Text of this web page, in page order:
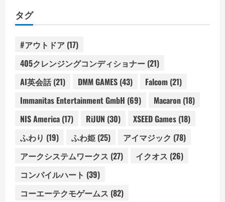
タグ
#アウトドア (17)
405クレンジングコンディショナー (21)
AI英会話(21) DMM GAMES (43) Falcom (21)
Immanitas Entertainment GmbH (69) Macaron (18)
NIS America (17) RiJUN (30) XSEED Games (18)
ふわり (19) ふわ姫 (25) アイマジック (78)
アークシステムワークス (27) イクオス (26)
コンパイルハート (39)
コーエーテクモゲームス (82)